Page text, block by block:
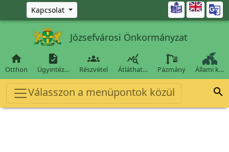
Ugrás a fő tartalomra
Kapcsolat 
Józsefvárosi Önkormányzat

Otthon

Ügyintéz…

Részvétel

Átláthat… Pázmány Állami k…
Válasszon a menüpontok közül 